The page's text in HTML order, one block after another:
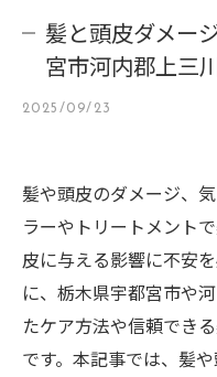
髪と頭皮ダメー
宮市河内郡上三
2025/09/23
髪や頭皮のダメージ、
ラーやトリートメント
皮に与える影響に不安
に、栃木県宇都宮市や
たケア方法や信頼でき
です。本記事では、髪